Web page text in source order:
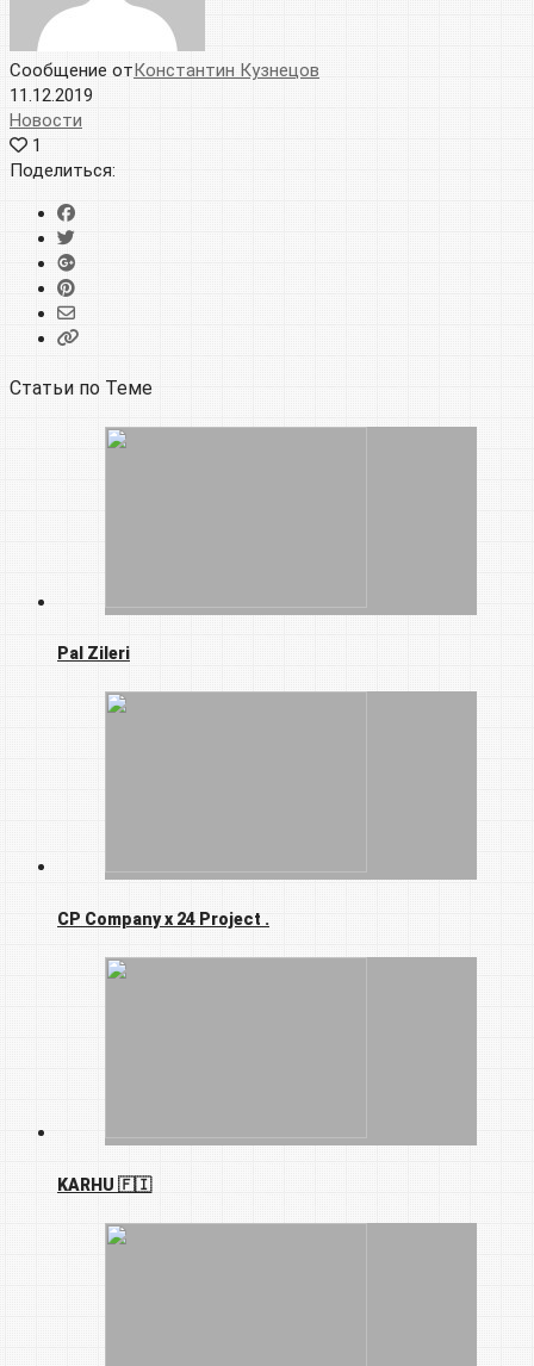
Сообщение отКонстантин Кузнецов
11.12.2019
Новости
1
Поделиться:
Статьи по Теме
Pal Zileri
CP Company x 24 Project .
KARHU 🇫🇮